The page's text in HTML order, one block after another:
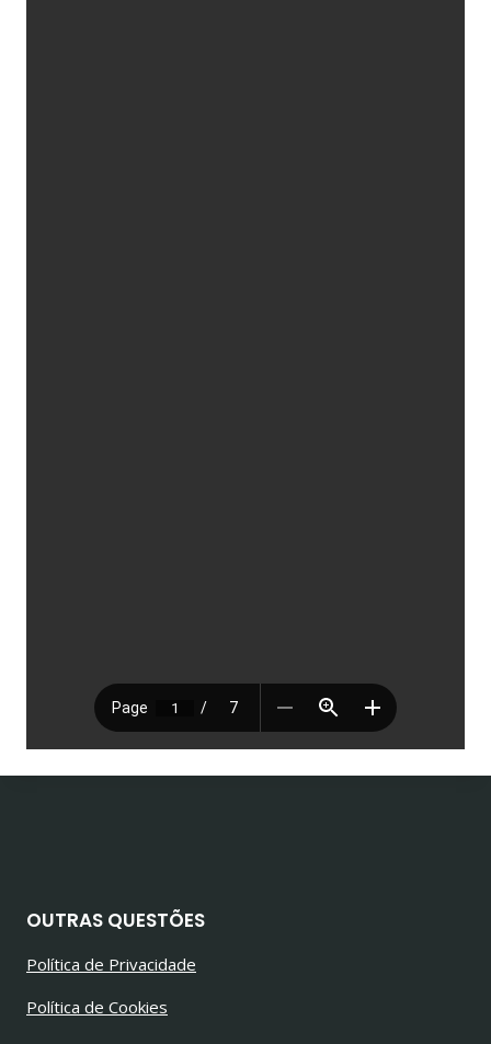
OUTRAS QUESTÕES
Política de Privacidade
Política de Cookies